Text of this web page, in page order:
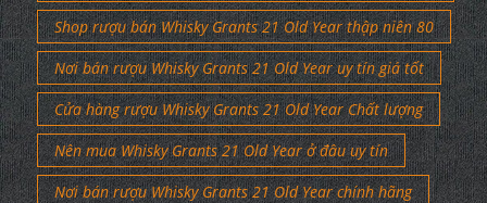
Shop rượu bán Whisky Grants 21 Old Year thập niên 80
Nơi bán rượu Whisky Grants 21 Old Year uy tín giá tốt
Cửa hàng rượu Whisky Grants 21 Old Year Chất lượng
Nên mua Whisky Grants 21 Old Year ở đâu uy tín
Nơi bán rượu Whisky Grants 21 Old Year chính hãng